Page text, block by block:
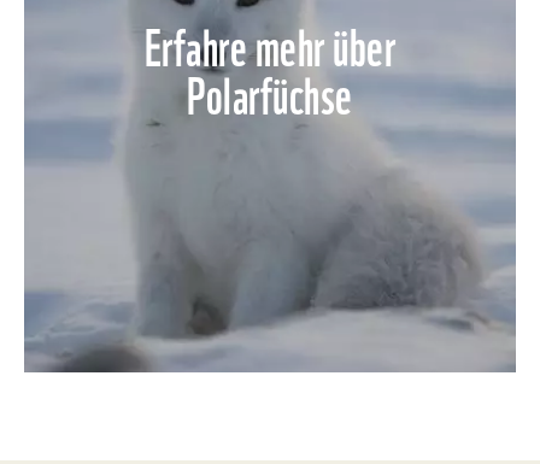
Erfahre mehr über
Polarfüchse